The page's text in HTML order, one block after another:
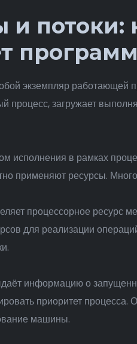
и потоки:
экземпляр
процесс, загружает
исполнения в рамках
применяют ресурсы.
процессорное ресурс
для реализации
информацию о
приоритет
машины.